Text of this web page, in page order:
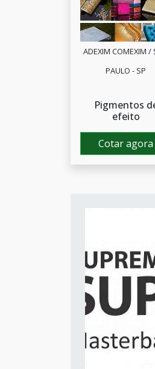
ADEXIM COMEXIM /
PAULO - SP
Pigmentos
efeito
Cotar agora